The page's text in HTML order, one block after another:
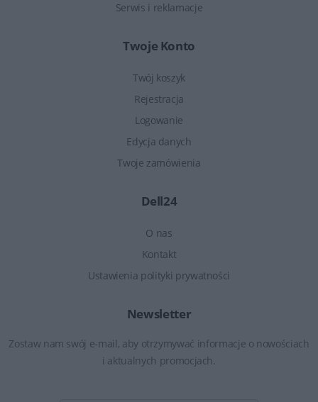
Serwis i reklamacje
Twoje Konto
Twój koszyk
Rejestracja
Logowanie
Edycja danych
Twoje zamówienia
Dell24
O nas
Kontakt
Ustawienia polityki prywatności
Newsletter
Zostaw nam swój e-mail, aby otrzymywać informacje o nowościach
i aktualnych promocjach.